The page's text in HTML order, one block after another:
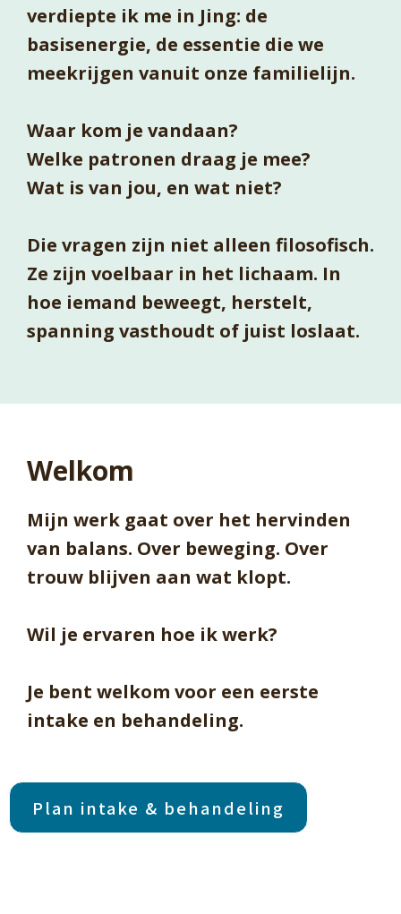
verdiepte ik me in Jing: de
basisenergie, de essentie die we
meekrijgen vanuit onze familielijn.
Waar kom je vandaan?
Welke patronen draag je mee?
Wat is van jou, en wat niet?
Die vragen zijn niet alleen filosofisch.
Ze zijn voelbaar in het lichaam. In
hoe iemand beweegt, herstelt,
spanning vasthoudt of juist loslaat.
Welkom
Mijn werk gaat over het hervinden
van balans. Over beweging. Over
trouw blijven aan wat klopt.
Wil je ervaren hoe ik werk?
Je bent welkom voor een eerste
intake en behandeling.
Plan intake & behandeling